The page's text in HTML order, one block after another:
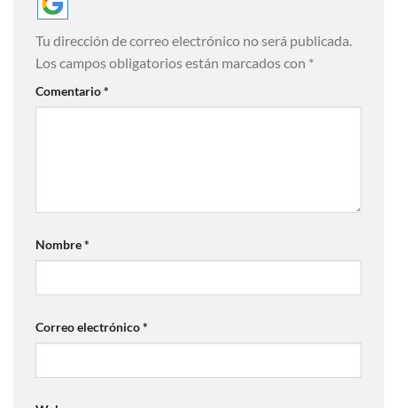
Tu dirección de correo electrónico no será publicada.
Los campos obligatorios están marcados con *
Comentario*
Nombre*
Correo electrónico*